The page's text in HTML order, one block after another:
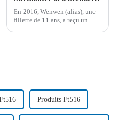
En 2016, Wenwen (alias), une
fillette de 11 ans, a reçu un
Produits Ft516